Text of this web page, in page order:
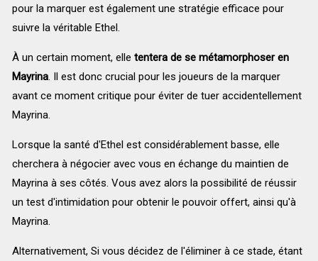
pour la marquer est également une stratégie efficace pour
suivre la véritable Ethel.
À un certain moment, elle tentera de se métamorphoser en
Mayrina. Il est donc crucial pour les joueurs de la marquer
avant ce moment critique pour éviter de tuer accidentellement
Mayrina.
Lorsque la santé d'Ethel est considérablement basse, elle
cherchera à négocier avec vous en échange du maintien de
Mayrina à ses côtés. Vous avez alors la possibilité de réussir
un test d'intimidation pour obtenir le pouvoir offert, ainsi qu'à
Mayrina.
Alternativement, Si vous décidez de l'éliminer à ce stade, étant